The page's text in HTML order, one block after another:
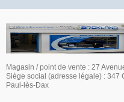
Magasin / point de vente : 27
Siège social (adresse légale) : 347
Paul-lès-Dax